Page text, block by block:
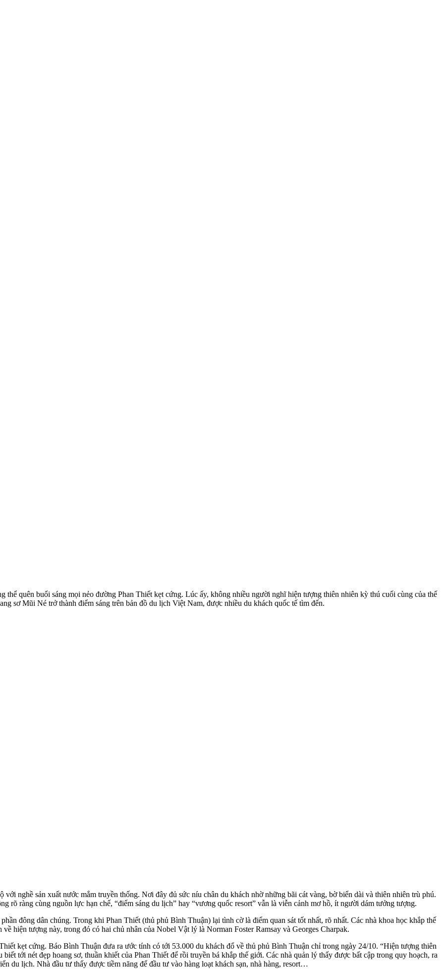
quên buổi sáng mọi nẻo đường Phan Thiết kẹt cứng. Lúc ấy, không nhiều người nghĩ hiện tượng thiên nhiên kỳ thú cuối cùng của thế
sơ Mũi Né trở thành điểm sáng trên bản đồ du lịch Việt Nam, được nhiều du khách quốc tế tìm đến.
nghề sản xuất nước mắm truyền thống. Nơi đây đủ sức níu chân du khách nhờ những bãi cát vàng, bờ biển dài và thiên nhiên trù phú.
rõ ràng cùng nguồn lực hạn chế, “điểm sáng du lịch” hay “vương quốc resort” vẫn là viễn cảnh mơ hồ, ít người dám tưởng tượng.
đông dân chúng. Trong khi Phan Thiết (thủ phủ Bình Thuận) lại tình cờ là điểm quan sát tốt nhất, rõ nhất. Các nhà khoa học khắp thế
về hiện tượng này, trong đó có hai chủ nhân của Nobel Vật lý là Norman Foster Ramsay và Georges Charpak.
kẹt cứng. Báo Bình Thuận đưa ra ước tính có tới 53.000 du khách đổ về thủ phủ Bình Thuận chỉ trong ngày 24/10. “Hiện tượng thiên
tới nét đẹp hoang sơ, thuần khiết của Phan Thiết để rồi truyền bá khắp thế giới. Các nhà quản lý thấy được bất cập trong quy hoạch, ra
du lịch. Nhà đầu tư thấy được tiềm năng để đầu tư vào hàng loạt khách sạn, nhà hàng, resort…